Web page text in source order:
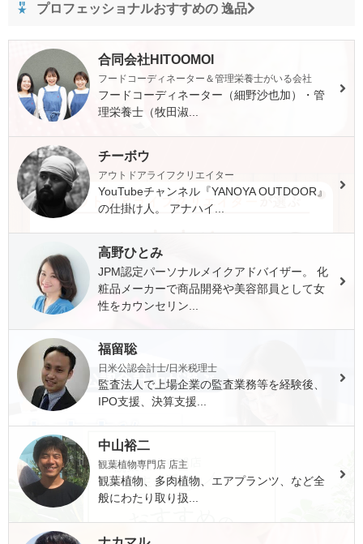
プロフェッショナルおすすめの 逸品
合同会社HITOOMOI
フードコーディネーター＆管理栄養士がいる会社
フードコーディネーター（細野沙也加）・管
理栄養士（牧田淑...
チーボウ
アウトドアライフクリエイター
YouTubeチャンネル『YANOYA OUTDOOR』
の仕掛け人。 アナハイ...
高野ひとみ
JPM認定パーソナルメイクアドバイザー。 化
粧品メーカーで商品開発や美容部員として女
性をカウンセリン...
福留聡
日米公認会計士/日米税理士
監査法人で上場企業の監査業務等を経験後、
IPO支援、決算支援...
中山裕二
観葉植物専門店 店主
観葉植物、多肉植物、エアプランツ、など全
般にわたり取り扱...